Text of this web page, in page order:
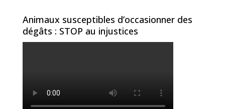
Animaux susceptibles d’occasionner des
dégâts : STOP au injustices